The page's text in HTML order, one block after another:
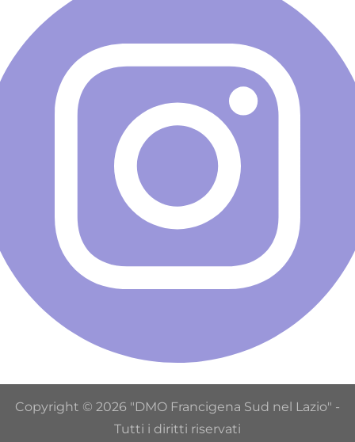
Copyright © 2026 "DMO Francigena Sud nel Lazio" -
Tutti i diritti riservati